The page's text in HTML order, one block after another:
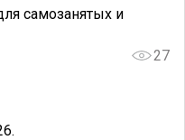
самозанятых и
27